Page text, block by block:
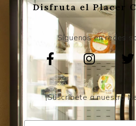
Disfruta el Placer
Síguenos en redes
¡Suscríbete a nuestro